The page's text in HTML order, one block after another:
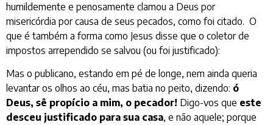
humildemente e penosamente clamou a Deus por
misericórdia por causa de seus pecados, como foi citado. O
que é também a forma como Jesus disse que o coletor de
impostos arrependido se salvou (ou foi justificado):
Mas o publicano, estando em pé de longe, nem ainda queria
levantar os olhos ao céu, mas batia no peito, dizendo: ó
Deus, sê propício a mim, o pecador! Digo-vos que este
desceu justificado para sua casa, e não aquele; porque